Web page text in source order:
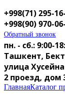
+998(71) 295-
+998(90) 970-
Обратный звонок
пн. - сб.: 9:00-
Ташкент,
улица
2 проезд, дом
ГлавнаяКаталог